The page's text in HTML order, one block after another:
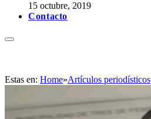
15 octubre, 2019
Contacto
Estas en: Home»Artículos periodísticos